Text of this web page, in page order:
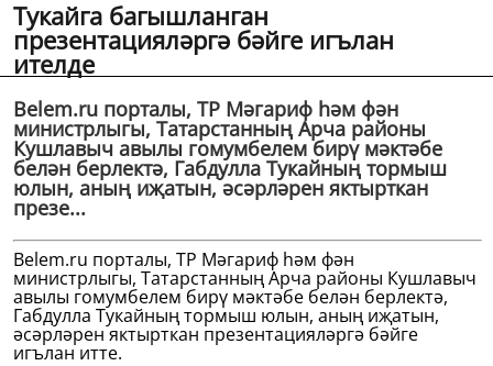
Тукайга багышланган
презентацияләргә бәйге игълан
ителде
Belem.ru порталы, ТР Мәгариф һәм фән
министрлыгы, Татарстанның Арча районы
Кушлавыч авылы гомумбелем бирү мәктәбе
белән берлектә, Габдулла Тукайның тормыш
юлын, аның иҗатын, әсәрләрен яктырткан
презе...
Belem.ru порталы, ТР Мәгариф һәм фән
министрлыгы, Татарстанның Арча районы Кушлавыч
авылы гомумбелем бирү мәктәбе белән берлектә,
Габдулла Тукайның тормыш юлын, аның иҗатын,
әсәрләрен яктырткан презентацияләргә бәйге
игълан итте.